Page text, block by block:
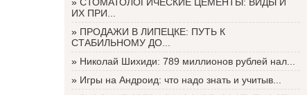
ИХ ПРИ...
» ПРОДАЖИ В ЛИПЕЦКЕ: ПУТЬ К
СТАБИЛЬНОМУ ДО...
» Николай Шихиди: 789 миллионов рублей нал...
» Игры на Андроид: что надо знать и учитыв...